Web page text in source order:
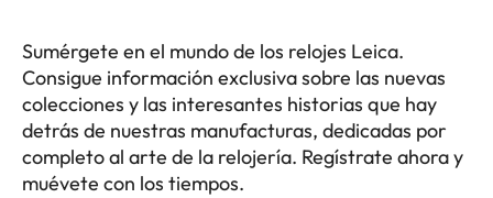
Sumérgete en el mundo de los relojes Leica.
Consigue información exclusiva sobre las nuevas
colecciones y las interesantes historias que hay
detrás de nuestras manufacturas, dedicadas por
completo al arte de la relojería. Regístrate ahora y
muévete con los tiempos.